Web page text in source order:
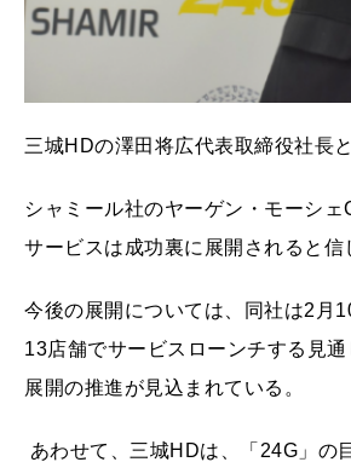
三城HDの澤田将広代表取締役社長
シャミール社のヤーゲン・モーシ
サービスは成功裏に展開されると
今後の展開については、同社は2月
13店舗でサービスローンチする見
展開の推進が見込まれている。
あわせて、三城HDは、「24G」の